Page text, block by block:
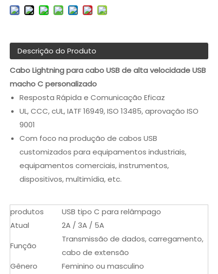
Descrição do Produto
Cabo Lightning para cabo USB de alta velocidade USB
macho C personalizado
Resposta Rápida e Comunicação Eficaz
UL, CCC, cUL, IATF 16949, ISO 13485, aprovação ISO
9001
Com foco na produção de cabos USB
customizados para equipamentos industriais,
equipamentos comerciais, instrumentos,
dispositivos, multimídia, etc.
produtos
USB tipo C para relâmpago
Atual
2A / 3A / 5A
Função
Transmissão de dados, carregamento,
cabo de extensão
Gênero
Feminino ou masculino